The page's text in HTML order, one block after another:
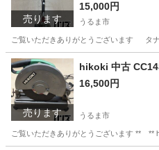
売ります
15,000円
うるま市
ご覧いただきありがとうございます タ
沖縄 うるま市 その他
売ります
hikoki 中古
16,500円
うるま市
ご覧いただきありがとうございます ** **